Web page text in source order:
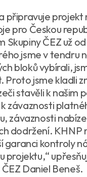
připravuje projekt
pro Českou
ČEZ už od
jsme v tendru
bloků vybírali,
Proto jsme kladli
stavěli k našim
závaznosti
závaznosti
dodržení. KHNP
garanci kontroly
projektu,“
Daniel Beneš.